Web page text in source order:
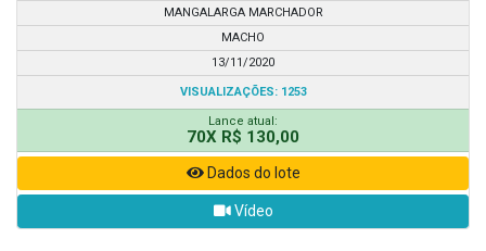
MANGALARGA MARCHADOR
MACHO
13/11/2020
VISUALIZAÇÕES: 1253
Lance atual:
70X R$ 130,00
Dados do lote
Vídeo